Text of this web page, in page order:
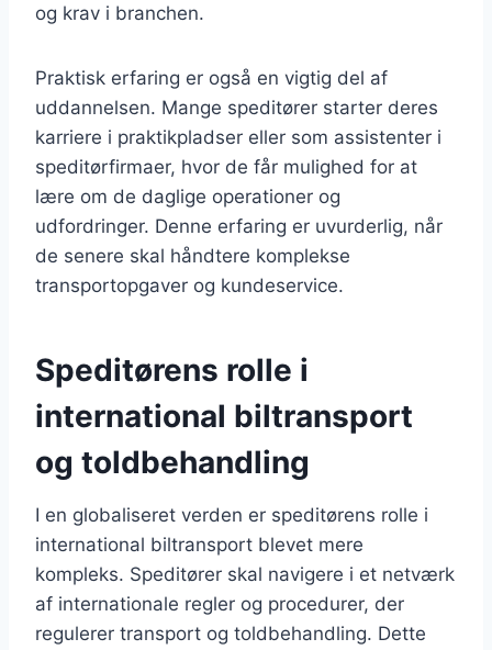
og krav i branchen.
Praktisk erfaring er også en vigtig del af
uddannelsen. Mange speditører starter deres
karriere i praktikpladser eller som assistenter i
speditørfirmaer, hvor de får mulighed for at
lære om de daglige operationer og
udfordringer. Denne erfaring er uvurderlig, når
de senere skal håndtere komplekse
transportopgaver og kundeservice.
Speditørens rolle i
international biltransport
og toldbehandling
I en globaliseret verden er speditørens rolle i
international biltransport blevet mere
kompleks. Speditører skal navigere i et netværk
af internationale regler og procedurer, der
regulerer transport og toldbehandling. Dette